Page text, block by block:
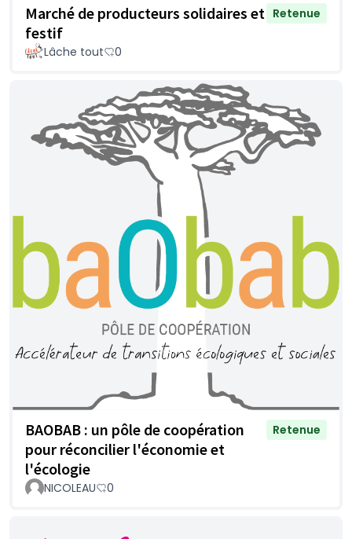
Marché de producteurs solidaires et
festif
Retenue
Lâche tout 0
BAOBAB : un pôle de coopération
pour réconcilier l'économie et
l'écologie
Retenue
NICOLEAU 0